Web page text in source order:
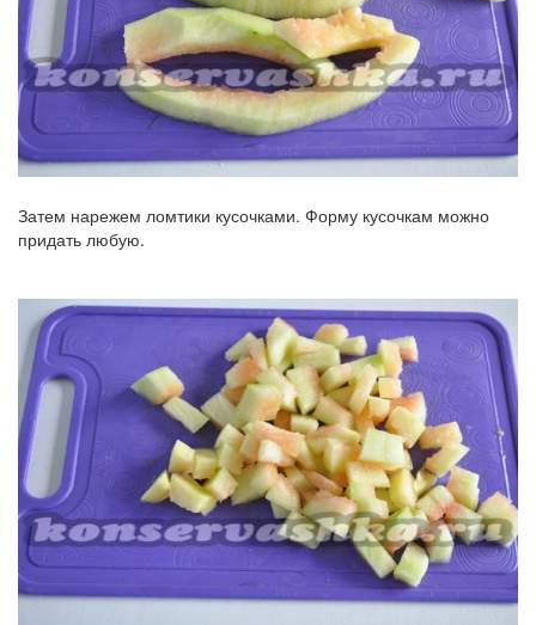
Затем нарежем ломтики кусочками. Форму кусочкам можно
придать любую.